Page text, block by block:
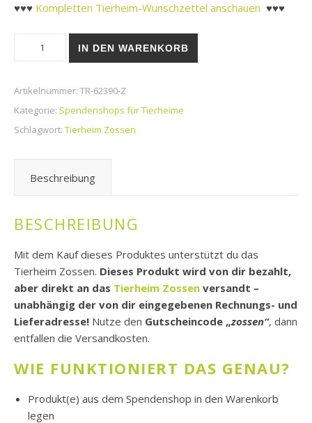
♥♥♥ Kompletten Tierheim-Wunschzettel anschauen ♥♥♥
Tierheim Zossen | Kleintierhaus für große Kaninchen Menge
IN DEN WARENKORB
Artikelnummer: TR-62390-Z
Kategorie: Spendenshops für Tierheime
Schlagwort: Tierheim Zossen
Beschreibung
BESCHREIBUNG
Mit dem Kauf dieses Produktes unterstützt du das
Tierheim Zossen. Dieses Produkt wird von dir bezahlt,
aber direkt an das Tierheim Zossen versandt –
unabhängig der von dir eingegebenen Rechnungs- und
Lieferadresse! Nutze den Gutscheincode „zossen“, dann
entfallen die Versandkosten.
WIE FUNKTIONIERT DAS GENAU?
Produkt(e) aus dem Spendenshop in den Warenkorb
legen